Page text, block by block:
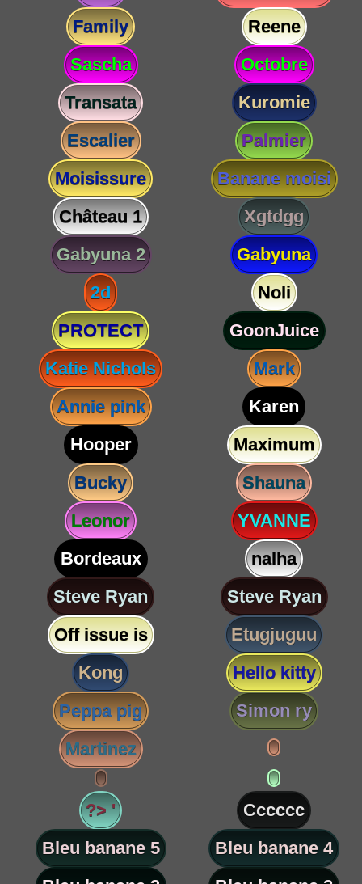
Family
Reene
Sascha
Octobre
Transata
Kuromie
Escalier
Palmier
Moisissure
Banane moisi
Château 1
Xgtdgg
Gabyuna 2
Gabyuna
2d
Noli
PROTECT
GoonJuice
Katie Nichols
Mark
Annie pink
Karen
Hooper
Maximum
Bucky
Shauna
Leonor
YVANNE
Bordeaux
nalha
Steve Ryan
Steve Ryan
Off issue is
Etugjuguu
Kong
Hello kitty
Peppa pig
Simon ry
Martinez
?> '
Cccccc
Bleu banane 5
Bleu banane 4